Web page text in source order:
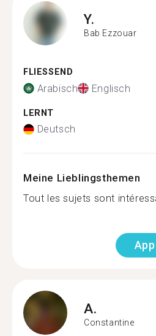
Y.
Bab Ezzouar
FLIESSEND
Arabisch Englisch
LERNT
Deutsch
Meine Lieblingsthemen
Tout les sujets sont
A.
Constantine